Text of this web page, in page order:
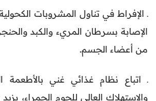
ـ الإفراط في تناول المشروبات
الإصابة بسرطان المريء والكبد
من أعضاء الجسم.
ـ اتباع نظام غذائي غني بالأطعمة
والاستهلاك العالي للحوم الحمراء،